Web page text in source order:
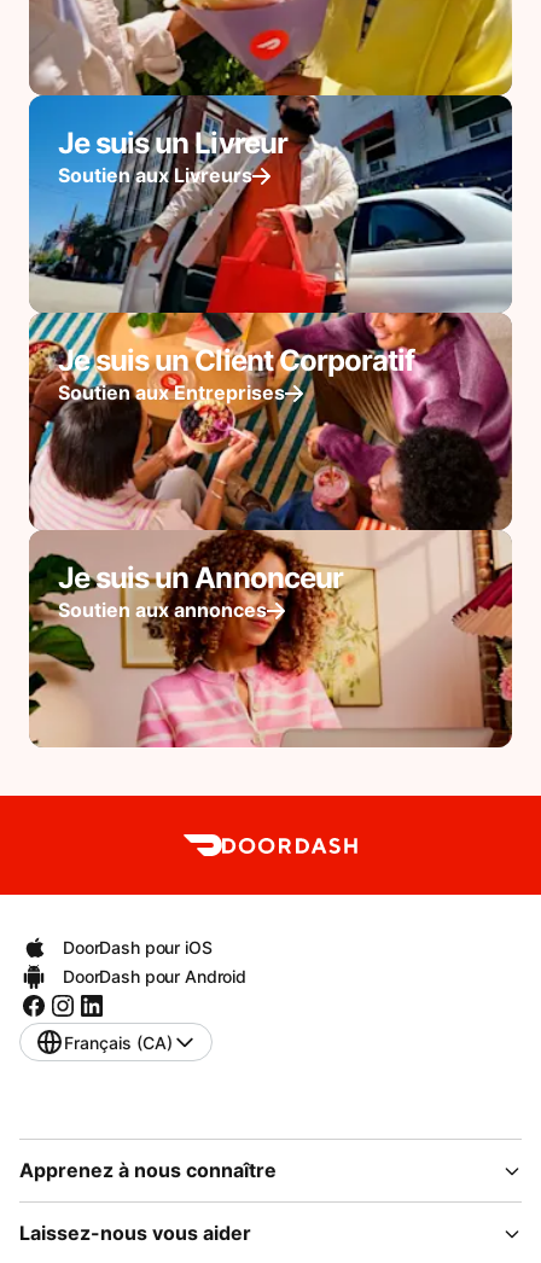
Je suis un Livreur
Soutien aux Livreurs
Je suis un Client Corporatif
Soutien aux Entreprises
Je suis un Annonceur
Soutien aux annonces
DoorDash pour iOS
DoorDash pour Android
Français (CA)
Apprenez à nous connaître
Laissez-nous vous aider